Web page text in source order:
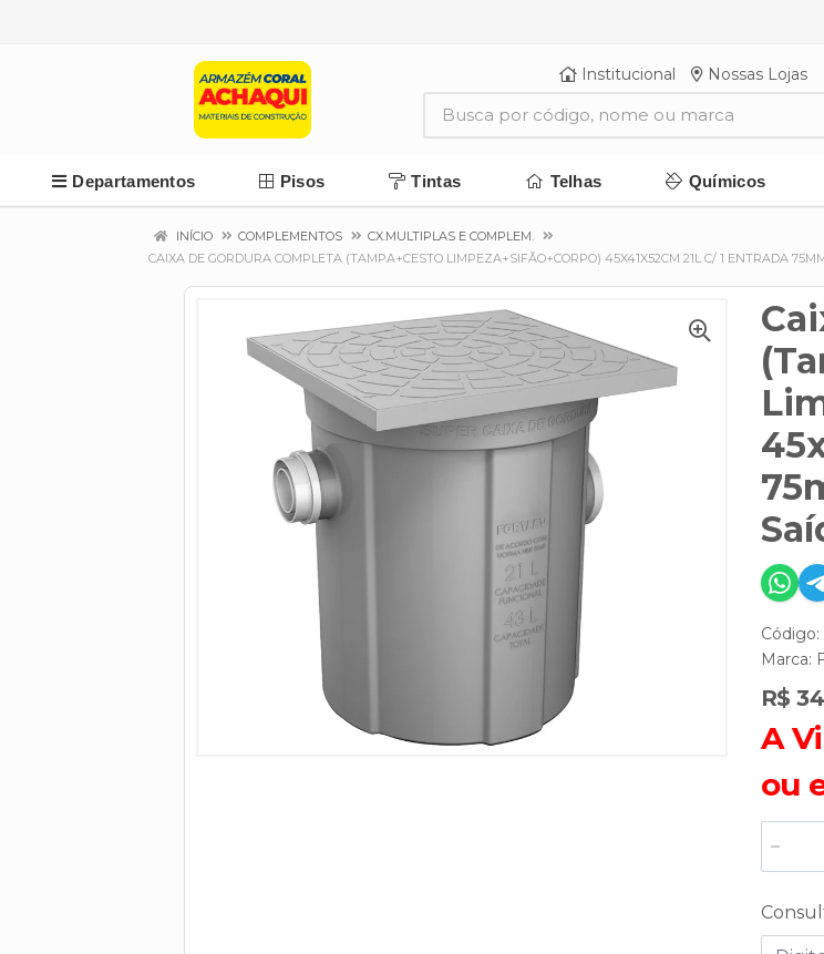
Institucional Nossas Lojas
Departamentos Pisos Tintas Telhas Químicos
INÍCIO COMPLEMENTOS
CX.MULTIPLAS E COMPLEM.
CAIXA DE GORDURA COMPLETA (TAMPA+CESTO LIMPEZA+SIFÃO+CORPO) 45X41X52CM 21L C/ 1 ENTRADA
Marca:
R$
A
ou